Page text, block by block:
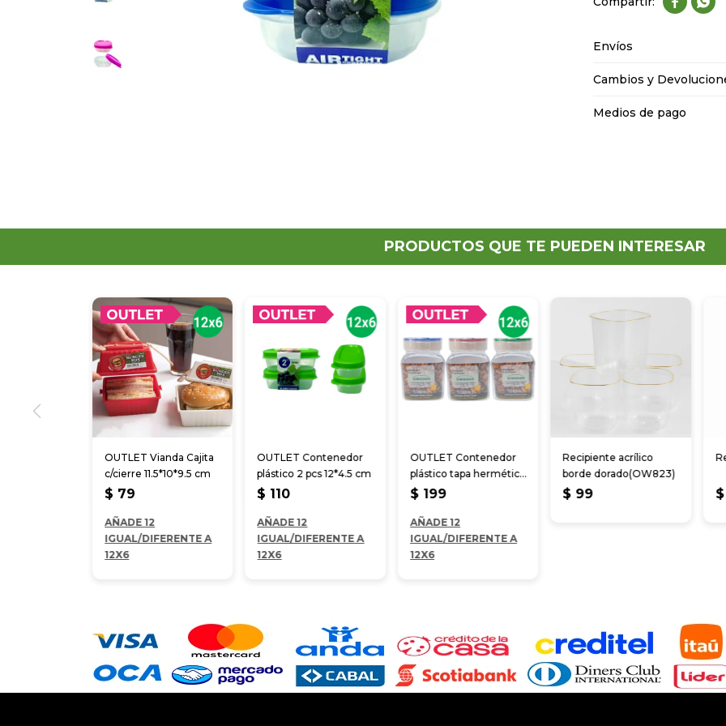
Envíos
Cambios y
Medios de pago
PRODUCTOS QUE TE PUEDEN INTERESAR
OUTLET Vianda Cajita
c/cierre 11.5*10*9.5 cm
$ 79
AÑADE 12
IGUAL/DIFERENTE A
12X6
OUTLET Contenedor
plástico 2 pcs 12*4.5 cm
$ 110
AÑADE 12
IGUAL/DIFERENTE A
12X6
OUTLET Contenedor
plástico tapa hermética
1000 ml
$ 199
AÑADE 12
IGUAL/DIFERENTE A
12X6
Recipiente acrílico
borde dorado(OW823)
$ 99 $